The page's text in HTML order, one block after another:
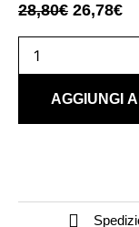
28,80€ 26,78€
AGGIUNGI